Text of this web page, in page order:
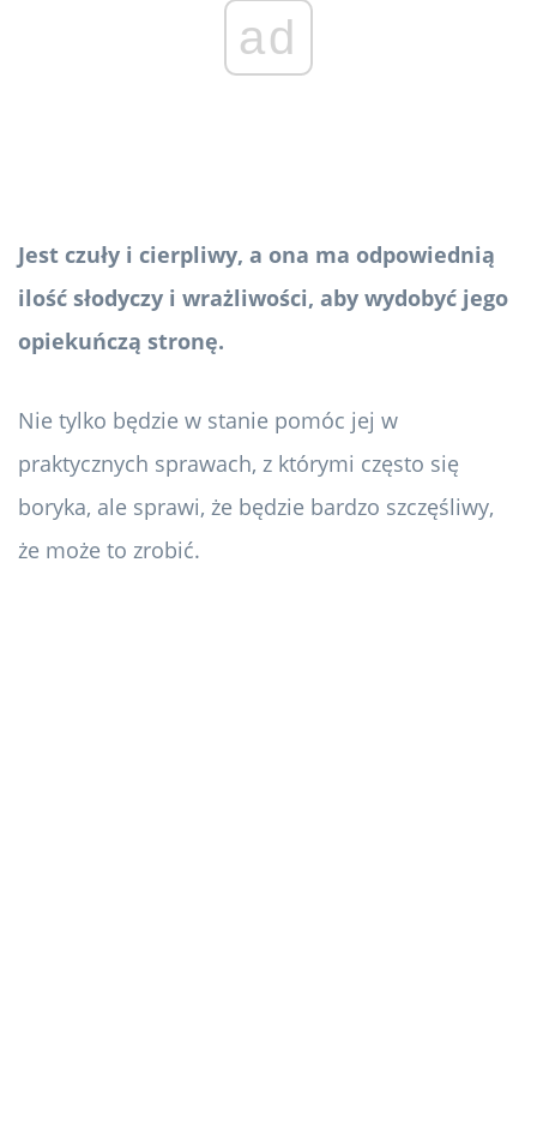
ad
Jest czuły i cierpliwy, a ona ma odpowiednią
ilość słodyczy i wrażliwości, aby wydobyć jego
opiekuńczą stronę.
Nie tylko będzie w stanie pomóc jej w
praktycznych sprawach, z którymi często się
boryka, ale sprawi, że będzie bardzo szczęśliwy,
że może to zrobić.